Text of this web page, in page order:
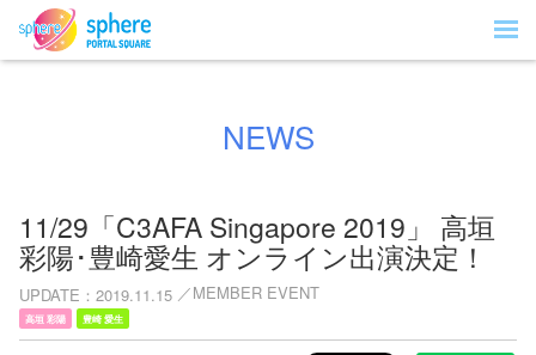
NEWS
11/29「C3AFA Singapore 2019」 高垣
彩陽･豊崎愛生 オンライン出演決定！
UPDATE 2019.11.15 MEMBER EVENT
高垣 彩陽 豊崎 愛生